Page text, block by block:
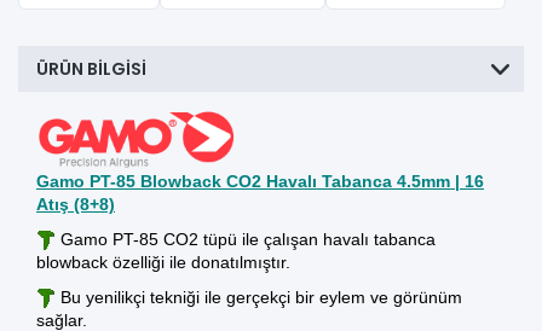
ÜRÜN BILGISI
Gamo PT-85 Blowback CO2 Havalı Tabanca 4.5mm | 16
Atış (8+8)
Gamo PT-85 CO2 tüpü ile çalışan havalı tabanca
blowback özelliği ile donatılmıştır.
Bu yenilikçi tekniği ile gerçekçi bir eylem ve görünüm
sağlar.